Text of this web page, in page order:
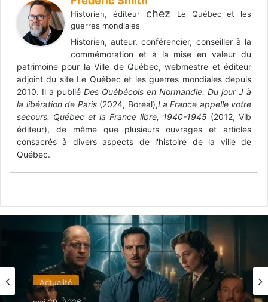
Historien, éditeurchez
Le Québec et les
guerres mondiales
Historien, auteur, conférencier, conseiller à la
commémoration et à la mise en valeur du
patrimoine pour la Ville de Québec, webmestre et éditeur
adjoint du site Le Québec et les guerres mondiales depuis
2010. Il a publié Des Québécois en Normandie. Du jour J à
la libération de Paris (2024, Boréal),La France appelle votre
secours. Québec et la France libre, 1940-1945 (2012, Vlb
éditeur), de même que plusieurs ouvrages et articles
consacrés à divers aspects de l'histoire de la ville de
Québec.
Actualité
mai 29, 2026